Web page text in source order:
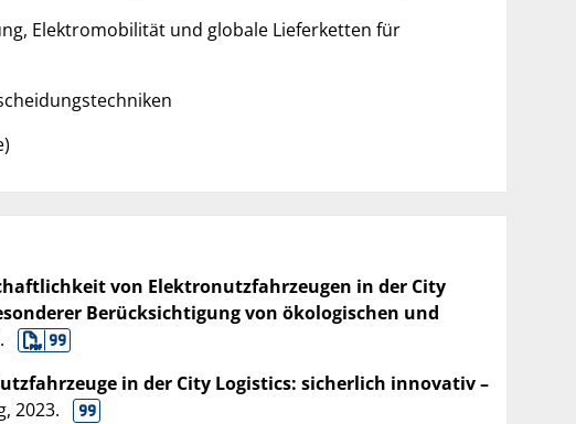
Elektromobilität und globale Lieferketten für
von Elektronutzfahrzeugen in der City
Berücksichtigung von ökologischen und
.
in der City Logistics: sicherlich innovativ –
2023.